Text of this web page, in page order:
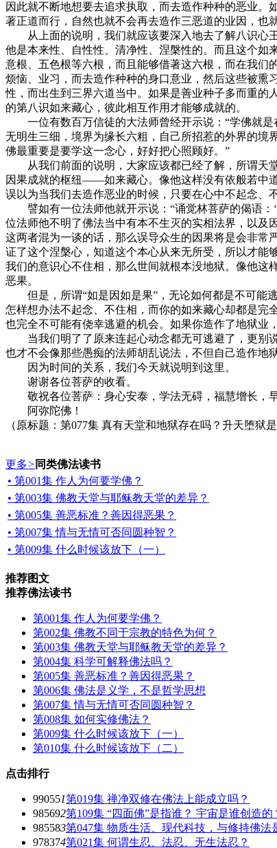
因此就不断地想要去追求执取，而去造作种种的恶业
著正道而行，自然也就不会再去造作三恶道的业因，也
从上面的说明，我们就应该要深入地去了解八识心王
他是本来性、自性性、清净性、涅槃性的。而且这个如
意根、五色根等六根，而且能够借著这六根，而在我们
烦恼、业习，而去造作种种的身口意业，然后这些被熏
性，而出生到三界六道当中。如果是善业种子多而重的
的第八识如来藏心，彼此相互作用才能够成就的。
一位有数百万信徒的大法师曾经开示说：“学佛就是
无明生三细，境界为缘长六粗，自己所招惹的外界的境
佛最重要是要学这一念心，好好把心照顾好。”
从我们前面的说明，大家应该都已经了解，所谓天堂
因果成就的枢纽——如来藏心。像他这样没有依般若中
误以为当我们去造作恶业的时候，只要在心中不起念、
譬如有一位法师他就开示说：“诵觉林菩萨的偈语：‘
位法师他不明了佛法当中有本不生灭的实相法界，以
这两者混为一谈的话，那么误导众生的因果将是会非常
证了这个涅槃心，知道这个本心从来无所受，所以才能
我们的意识心不住相，那么世间就根本没地狱。像他这
恶果。
但是，所谓“如是因如是果”，无论如何都是不可能逃
怎样想办法不起念、不住相，而你的如来藏心却都是完
也完全不可能有侥幸逃避的机会。如果你造作了地狱业
当我们明了了原来连起心动念都无可逃避了，更别说
也才不会像那些愚痴的法师胡乱说法，不但自己造作地
因为时间的关系，我们今天就说明到这里。
谢谢各位菩萨的收看。
敬祝各位菩萨：身心安泰，学法无碍，福慧增长，早
阿弥陀佛！
（原标题：第077集 真有天堂和地狱存在吗？升天堕狱是
更多> 同类佛法读书
• 第001集 作人为何要学佛？
• 第003集 佛教天堂与耶稣教天堂的差异？
• 第005集 善恶标准？善因得恶果？
• 第007集 情与无情可否同圆种智？
• 第009集 什么时候该放下（一）
推荐图文
推荐佛法读书
第001集 作人为何要学佛？
第002集 佛教不同于宗教的特色为何？
第003集 佛教天堂与耶稣教天堂的差异？
第004集 科学可解释佛法吗？
第005集 善恶标准？善因得恶果？
第006集 佛法是义学，不是哲学思想
第007集 情与无情可否同圆种智？
第008集 如何实修佛法？
第009集 什么时候该放下（一）
第010集 什么时候该放下（二）
点击排行
990551第019集 禅净双修在佛法上能成立吗？
985692第109集 “四面佛”是指谁？ 宇宙是谁创造的
985583第047集 物质生活、现代科技，与修持佛法
978374第021集 何谓生忍、法忍、无生法忍？